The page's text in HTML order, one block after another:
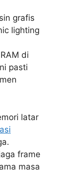
grafis
lighting
di
pasti
latar
frame
masa